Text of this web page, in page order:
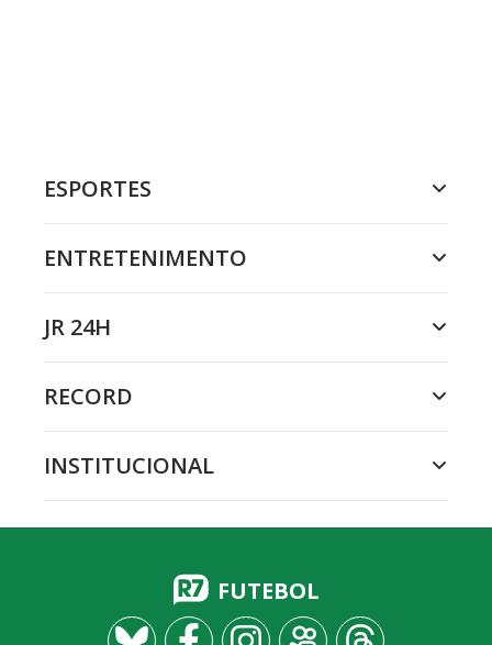
ESPORTES
ENTRETENIMENTO
JR 24H
RECORD
INSTITUCIONAL
FUTEBOL